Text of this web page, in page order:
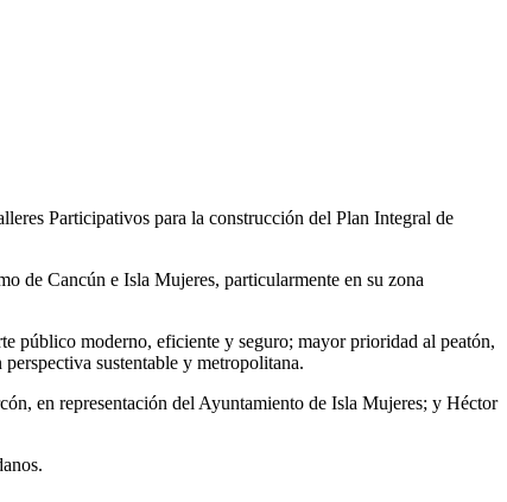
Participativos para la construcción del Plan Integral de
de Cancún e Isla Mujeres, particularmente en su zona
público moderno, eficiente y seguro; mayor prioridad al peatón,
sustentable y metropolitana.
en representación del Ayuntamiento de Isla Mujeres; y Héctor